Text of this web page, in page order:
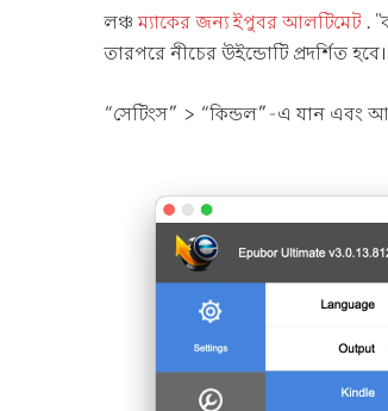
লঞ্চম্যাকের জন্য ইপুবর আলটিমেট.
তারপরে নীচের উইন্ডোটি প্রদর্শিত হবে।
“সেটিংস” > “কিন্ডল”-এ যান এবং